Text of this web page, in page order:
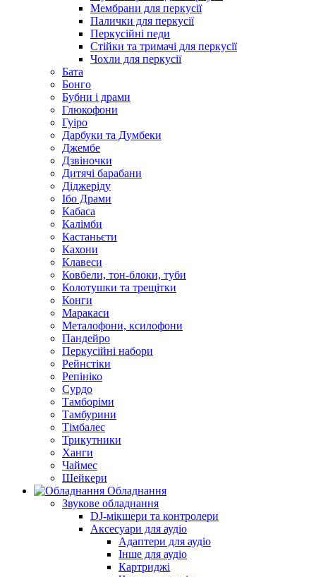
Мембрани для перкусії
Палички для перкусії
Перкусійні педи
Стійки та тримачі для перкусії
Чохли для перкусії
Бата
Бонго
Бубни і драми
Глюкофони
Гуіро
Дарбуки та Думбеки
Джембе
Дзвіночки
Дитячі барабани
Діджеріду
Ібо Драми
Кабаса
Калімби
Кастаньєти
Кахони
Клавеси
Ковбели, тон-блоки, туби
Колотушки та трещітки
Конги
Маракаси
Металофони, ксилофони
Пандейро
Перкусійні набори
Рейнстіки
Репініко
Сурдо
Тамборіми
Тамбурини
Тімбалес
Трикутники
Ханги
Чаймес
Шейкери
Обладнання
Звукове обладнання
DJ-мікшери та контролери
Аксесуари для аудіо
Адаптери для аудіо
Інше для аудіо
Картриджі